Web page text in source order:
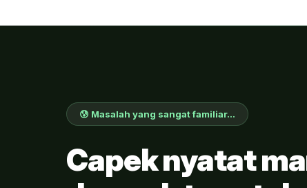
😰 Masalah yang sangat familiar...
Capek nyatat